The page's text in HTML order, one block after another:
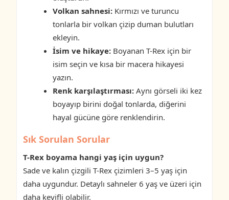
Volkan sahnesi: Kırmızı ve turuncu
tonlarla bir volkan çizip duman bulutları
ekleyin.
İsim ve hikaye: Boyanan T-Rex için bir
isim seçin ve kısa bir macera hikayesi
yazın.
Renk karşılaştırması: Aynı görseli iki kez
boyayıp birini doğal tonlarda, diğerini
hayal gücüne göre renklendirin.
Sık Sorulan Sorular
T-Rex boyama hangi yaş için uygun?
Sade ve kalın çizgili T-Rex çizimleri 3–5 yaş için
daha uygundur. Detaylı sahneler 6 yaş ve üzeri için
daha keyifli olabilir.